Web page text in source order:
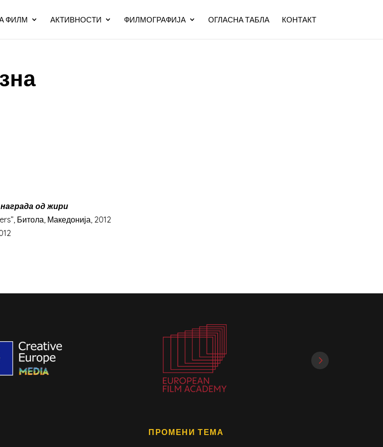
ФИЛМ АКТИВНОСТИ ФИЛМОГРАФИЈА ОГЛАСНА ТАБЛА КОНТАКТ
од жири
Битола, Македонија, 2012
ПРОМЕНИ ТЕМА